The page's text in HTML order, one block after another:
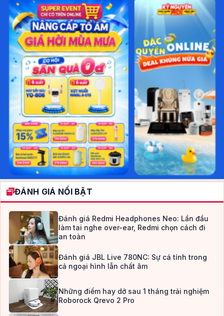
ĐÁNH GIÁ NỔI BẬT
Đánh giá Redmi Headphones Neo: Lần đầu
làm tai nghe over-ear, Redmi chọn cách đi
an toàn
Đánh giá JBL Live 780NC: Sự cá tính trong
cả ngoại hình lẫn chất âm
Những điểm hay dở sau 1 tháng trải nghiệm
Roborock Qrevo 2 Pro